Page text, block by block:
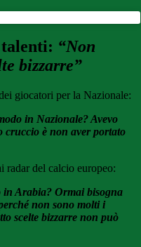
“Non
bizzarre”
giocatori per la Nazionale:
in Nazionale? Avevo
cruccio è non aver portato
radar del calcio europeo:
in Arabia? Ormai bisogna
non sono molti i
scelte bizzarre non può